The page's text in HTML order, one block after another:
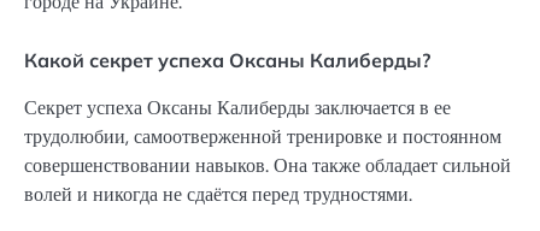
Какой секрет успеха Оксаны Калиберды?
Секрет успеха Оксаны Калиберды заключается в ее
трудолюбии, самоотверженной тренировке и постоянном
совершенствовании навыков. Она также обладает сильной
волей и никогда не сдаётся перед трудностями.